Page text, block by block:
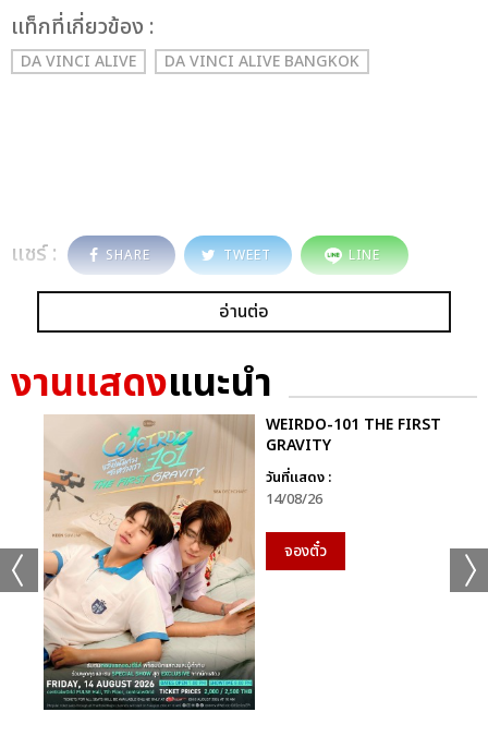
เเท็กที่เกี่ยวข้อง :
DA VINCI ALIVE DA VINCI ALIVE BANGKOK
แชร์ : SHARE TWEET LINE
อ่านต่อ
งานแสดงแนะนำ
WEIRDO-101 THE FIRST
GRAVITY
วันที่แสดง :
14/08/26
จองตั๋ว